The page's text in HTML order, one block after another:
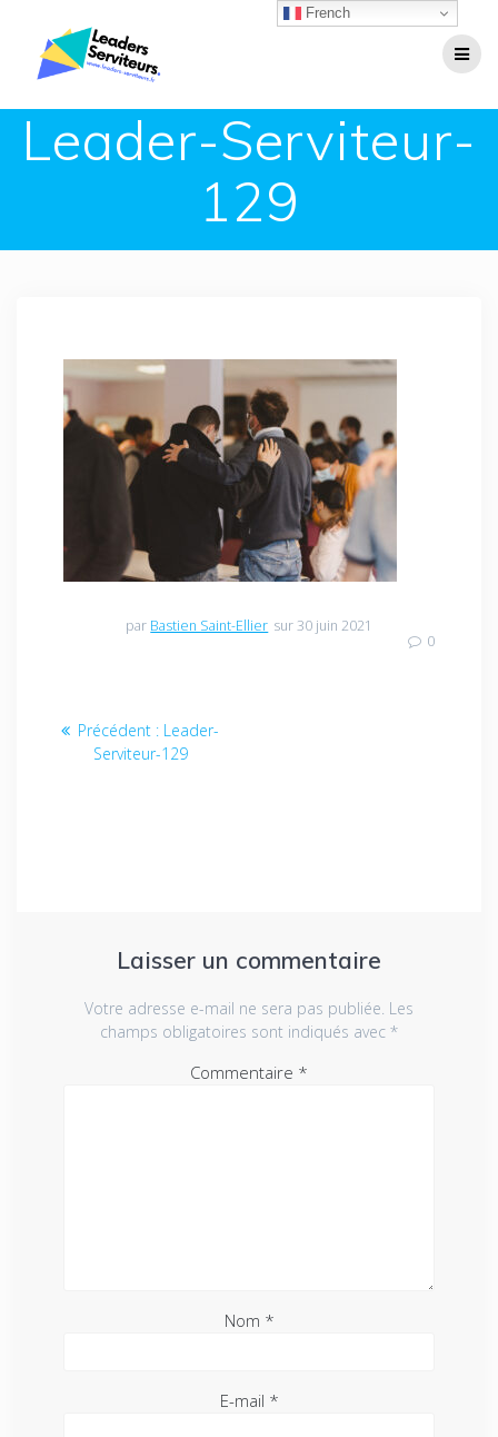
Passer
Leader-Serviteur-
129
par Bastien Saint-Ellier sur 30 juin 2021
0
Navigation
Précédent : Article
précédent
Leader-
Serviteur-129
Laisser un commentaire
Votre adresse e-mail ne sera pas publiée. Les
champs obligatoires sont indiqués avec *
Commentaire *
Nom *
E-mail *
French